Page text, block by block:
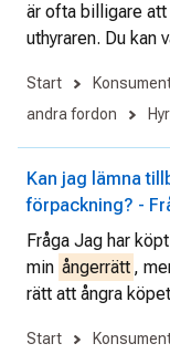
är ofta billigare att
uthyraren. Du kan
Start
andra fordon
Kan jag lämna
förpackning? -
Fråga Jag har
min ångerrätt ,
rätt att ångra
Start